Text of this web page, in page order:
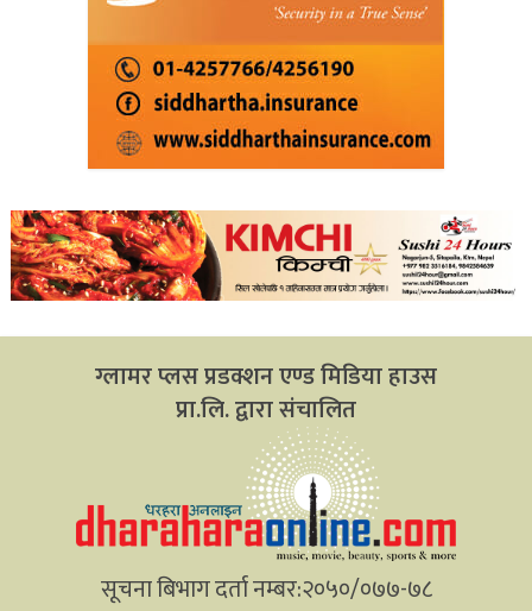
ग्लामर प्लस प्रडक्शन एण्ड मिडिया हाउस
प्रा.लि. द्वारा संचालित
सूचना बिभाग दर्ता नम्बर:२०५०/०७७-७८